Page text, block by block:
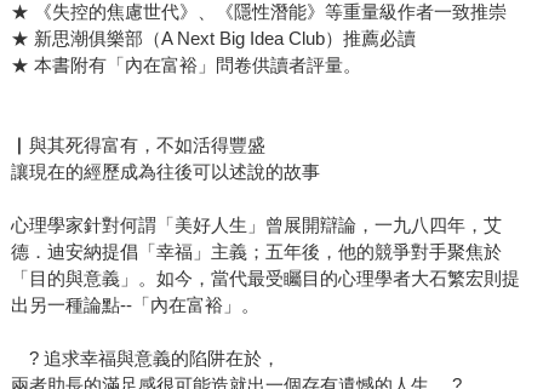
★ 《失控的焦慮世代》、《隱性潛能》等重量級作者一致推崇
★ 新思潮俱樂部（A Next Big Idea Club）推薦必讀
★ 本書附有「內在富裕」問卷供讀者評量。
▏與其死得富有，不如活得豐盛
讓現在的經歷成為往後可以述說的故事
心理學家針對何謂「美好人生」曾展開辯論，一九八四年，艾
德．迪安納提倡「幸福」主義；五年後，他的競爭對手聚焦於
「目的與意義」。如今，當代最受矚目的心理學者大石繁宏則提
出另一種論點--「內在富裕」。
? 追求幸福與意義的陷阱在於，
兩者助長的滿足感很可能造就出一個存有遺憾的人生。 ?